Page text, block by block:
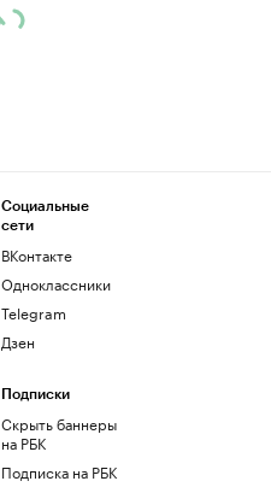
Социальные
сети
ВКонтакте
Одноклассники
Telegram
Дзен
Подписки
Скрыть баннеры
на РБК
Подписка на РБК